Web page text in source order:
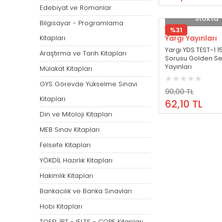
Öğretmenliği
ÖABT Özel Eğitim Çıkmış
ÖABT Özel Eğitim Deneme
ÖABT Özel Eğitim Konu
ÖABT Özel Eğitim Soru
Öğretmenliği
ÖABT Rehberlik
ÖABT Rehberlik Soru
ÖABT Rehberlik
ÖABT Rehberlik
Tümünü Göster
ÖABT Tarih Öğretmenliği
ÖABT Tarih Konu
ÖABT Tarih Soru
ÖABT Tarih Yaprak Test
ÖABT Tarih Deneme
Tümünü Göster
ÖABT Türk Dili ve
Edebiyat ve Romanlar
Bilgisayar - Programlama
Kitapları
Araştırma ve Tarih Kitapları
Mülakat Kitapları
GYS Görevde Yükselme Sınavı
Kitapları
Din ve Mitoloji Kitapları
MEB Sınav Kitapları
Felsefe Kitapları
YÖKDİL Hazırlık Kitapları
Hakimlik Kitapları
Bankacılık ve Banka Sınavları
Hobi Kitapları
Stokta
%31
Yargı Yayınları
Yargı YDS TEST-1
Sorusu Golden
Yayınları
90,00 TL
62,10 TL